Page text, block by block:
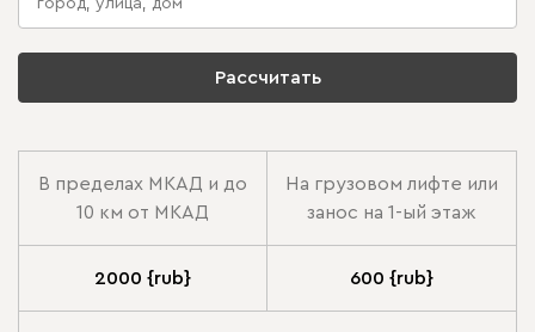
Рассчитать
В пределах МКАД и до
10 км от МКАД
На грузовом лифте или
занос на 1-ый этаж
2000 {rub} 600 {rub}